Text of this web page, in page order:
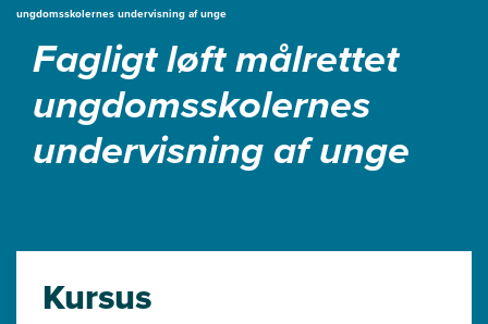
ungdomsskolernes undervisning af unge
Fagligt løft målrettet
ungdomsskolernes
undervisning af unge
Kursus